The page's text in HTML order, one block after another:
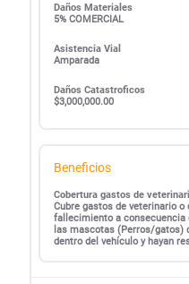
Daños Materiales
5% COMERCIAL
Asistencia Vial
Amparada
Daños Catastroficos
$3,000,000.00
Beneficios
Cobertura gastos de
Cubre gastos de veterinario
fallecimiento a consecuencia
las mascotas (Perros/gatos)
dentro del vehículo y hayan